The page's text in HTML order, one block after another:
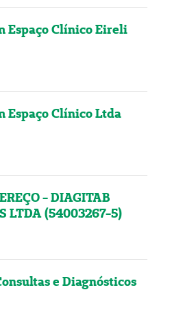
Espaço Clínico Eireli
Espaço Clínico Ltda
- DIAGITAB
LTDA (54003267-5)
e Diagnósticos